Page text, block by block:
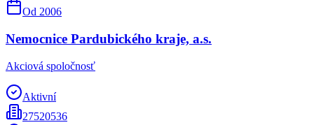
Od 2006
Nemocnice Pardubického kraje, a.s.
Akciová spoločnosť
Aktivní
27520536